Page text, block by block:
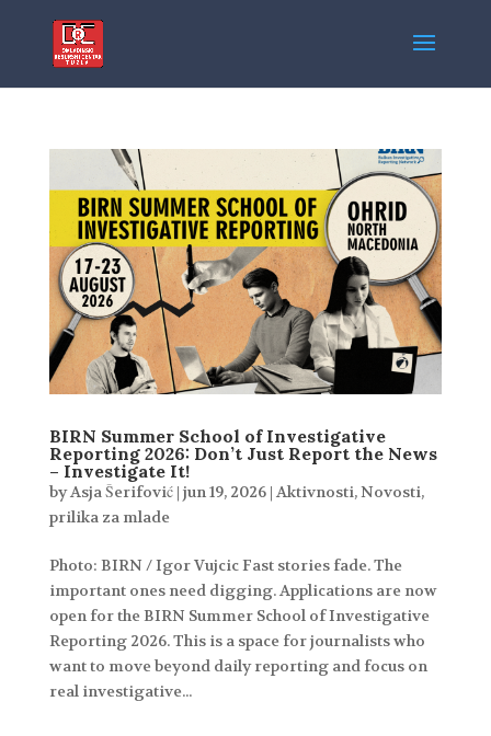
BIRN Summer School of Investigative
Reporting 2026: Don’t Just Report the News
– Investigate It!
byAsja Šerifović| jun 19, 2026| Aktivnosti,Novosti,
prilika za mlade
Photo: BIRN / Igor Vujcic Fast stories fade. The
important ones need digging. Applications are now
open for the BIRN Summer School of Investigative
Reporting 2026. This is a space for journalists who
want to move beyond daily reporting and focus on
real investigative...